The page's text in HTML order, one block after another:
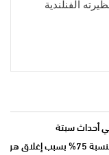
الفنلندية
أحداث سبتة
هرمز